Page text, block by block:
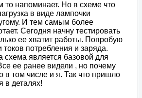
то напоминает. Но в схеме что
в виде лампочки
И тем самым более
Сегодня начну тестировать
ее хватит работы. Попробую
токов потребления и заряда.
схема является базовой для
ее ранее видели , но почему
в том числе и я. Так что пришло
в деталях!